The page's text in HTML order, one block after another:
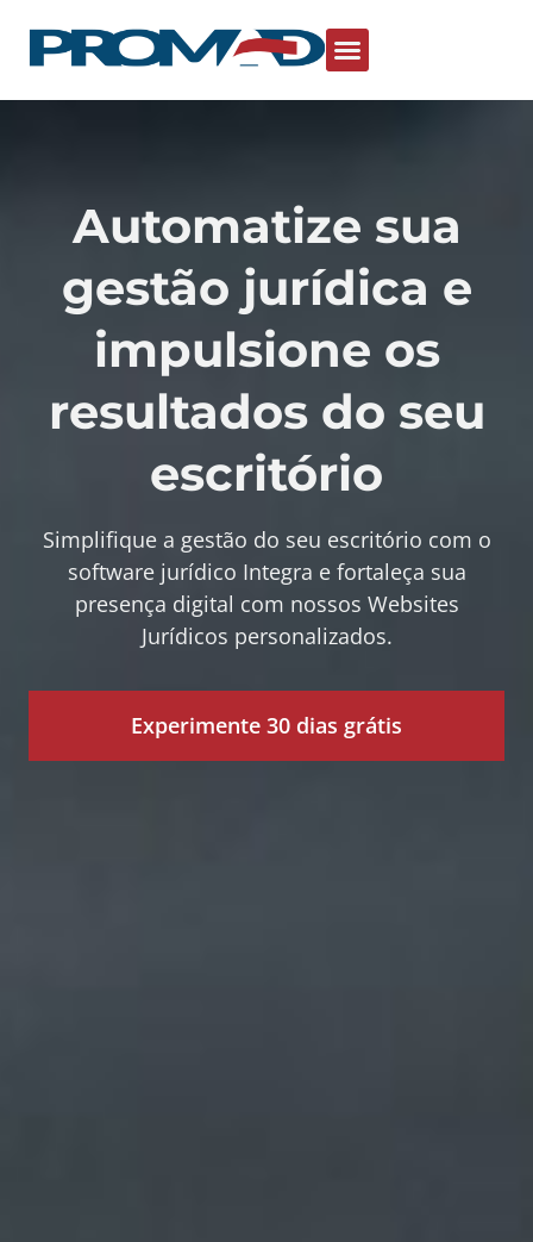
Automatize sua
gestão jurídica e
impulsione os
resultados do seu
escritório
Simplifique a gestão do seu escritório com o
software jurídico Integra e fortaleça sua
presença digital com nossos Websites
Jurídicos personalizados.
Experimente 30 dias grátis